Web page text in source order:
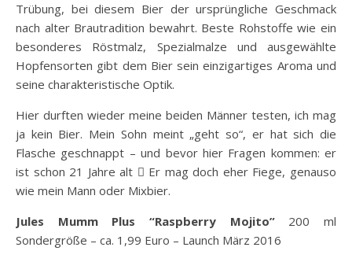
Trübung, bei diesem Bier der ursprüngliche Geschmack
nach alter Brautradition bewahrt. Beste Rohstoffe wie ein
besonderes Röstmalz, Spezialmalze und ausgewählte
Hopfensorten gibt dem Bier sein einzigartiges Aroma und
seine charakteristische Optik.
Hier durften wieder meine beiden Männer testen, ich mag
ja kein Bier. Mein Sohn meint „geht so“, er hat sich die
Flasche geschnappt – und bevor hier Fragen kommen: er
ist schon 21 Jahre alt  Er mag doch eher Fiege, genauso
wie mein Mann oder Mixbier.
Jules Mumm Plus “Raspberry Mojito”200 ml
Sondergröße – ca. 1,99 Euro – Launch März 2016